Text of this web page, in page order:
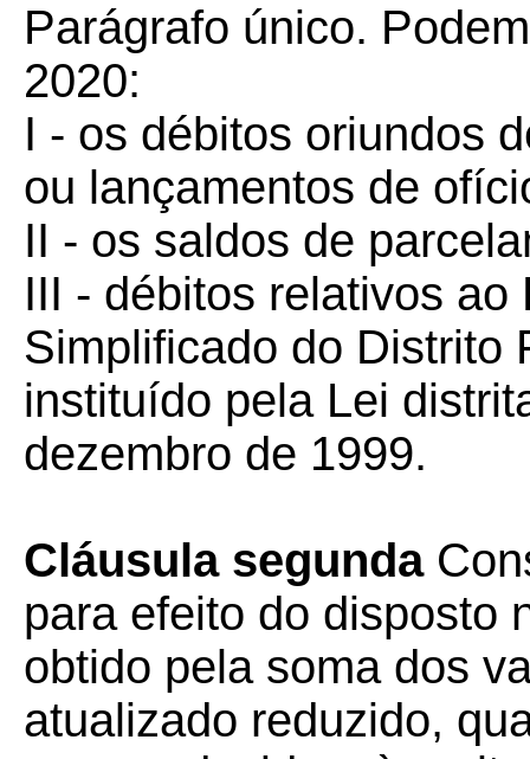
Parágrafo único.
2020:
I - os débitos oriundos
ou lançamentos de
II - os saldos de
III - débitos relativos ao
Simplificado do Distrito
instituído pela Lei
dezembro de 1999.
Cláusula segunda
para efeito do disposto
obtido pela soma dos
atualizado reduzido,